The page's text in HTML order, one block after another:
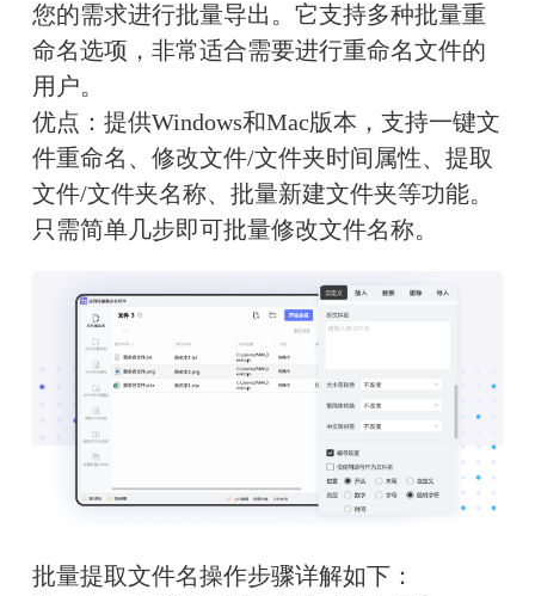
您的需求进行批量导出。它支持多种批量重
命名选项，非常适合需要进行重命名文件的
用户。
优点：提供Windows和Mac版本，支持一键文
件重命名、修改文件/文件夹时间属性、提取
文件/文件夹名称、批量新建文件夹等功能。
只需简单几步即可批量修改文件名称。
批量提取文件名操作步骤详解如下：